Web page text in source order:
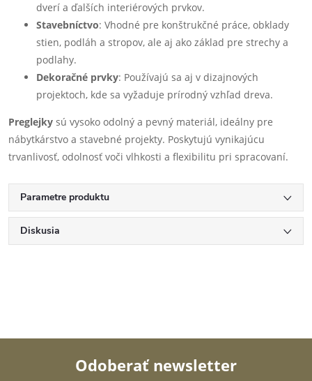
dverí a ďalších interiérových prvkov.
Stavebníctvo: Vhodné pre konštrukčné práce, obklady
stien, podláh a stropov, ale aj ako základ pre strechy a
podlahy.
Dekoračné prvky: Používajú sa aj v dizajnových
projektoch, kde sa vyžaduje prírodný vzhľad dreva.
Preglejky sú vysoko odolný a pevný materiál, ideálny pre
nábytkárstvo a stavebné projekty. Poskytujú vynikajúcu
trvanlivosť, odolnosť voči vlhkosti a flexibilitu pri spracovaní.
Parametre produktu
Diskusia
Odoberať newsletter